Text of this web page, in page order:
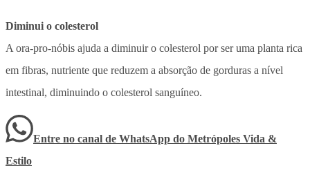
Diminui o colesterol
A ora-pro-nóbis ajuda a diminuir o colesterol por ser uma planta rica
em fibras, nutriente que reduzem a absorção de gorduras a nível
intestinal, diminuindo o colesterol sanguíneo.
Entre no canal de WhatsApp do Metrópoles Vida &
Estilo